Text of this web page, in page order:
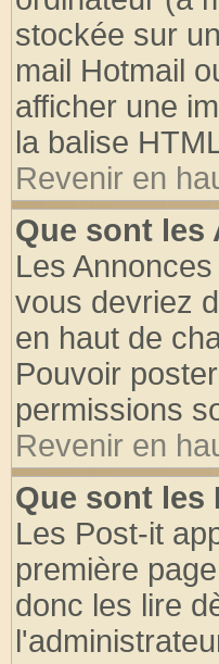
stockée sur
mail Hotmail
afficher une
la balise
Revenir en
Que sont les
Les
vous devriez
en haut de
Pouvoir
permissions
Revenir en
Que sont les
Les Post-it
première
donc les lire